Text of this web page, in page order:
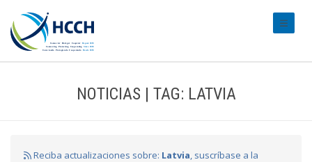
NOTICIAS | TAG: LATVIA
Reciba actualizaciones sobre: Latvia, suscríbase a la